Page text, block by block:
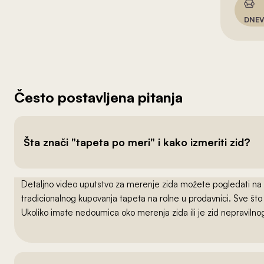
Često postavljena pitanja
Šta znači "tapeta po meri" i kako izmeriti zid?
Detaljno video uputstvo za merenje zida možete pogledati na
tradicionalnog kupovanja tapeta na rolne u prodavnici. Sve
Ukoliko imate nedoumica oko merenja zida ili je zid